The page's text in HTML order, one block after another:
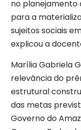
no planejamento
para a
sujeitos sociais
explicou a
Marília Gabriela
relevância do
estrutural
das metas
Governo do